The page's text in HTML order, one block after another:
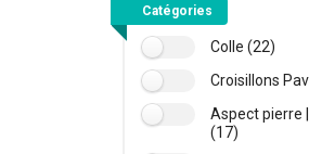
Catégories
Colle (22)
Croisillons
Aspect pierre
(17)